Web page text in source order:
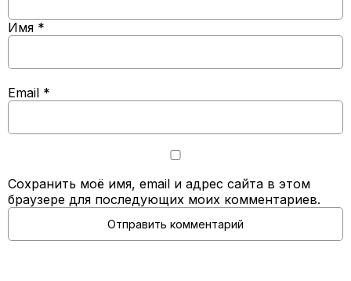
Имя *
Email *
Сохранить моё имя, email и адрес сайта в этом
браузере для последующих моих комментариев.